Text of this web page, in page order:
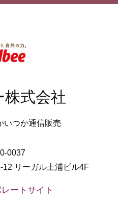
株式会社
いつか通信販売
0037
リーガル土浦ビル4F
ートサイト